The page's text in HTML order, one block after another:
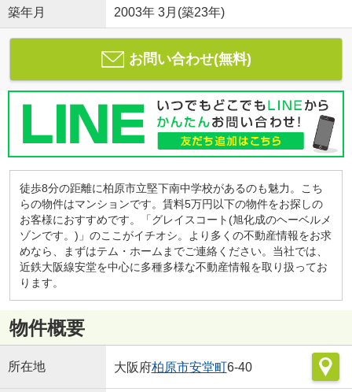
築年月 2003年 3月(築23年)
お問い合わせ(無料)
徒歩8分の距離に柏原市立堅下南中学校があるのも魅力。こち
らの物件はマンションです。賃料5万円以下の物件をお探しの
お客様におすすめです。「グレイスコート(旭化成のヘーベルメ
ゾンです。)」のここがイチオシ。より多くの不動産情報をお求
めなら、まずはテム・ホームまでご連絡ください。当社では、
近鉄大阪線安堂を中心に多種多様な不動産情報を取り扱ってお
ります。
物件概要
所在地 大阪府柏原市安堂町6-40